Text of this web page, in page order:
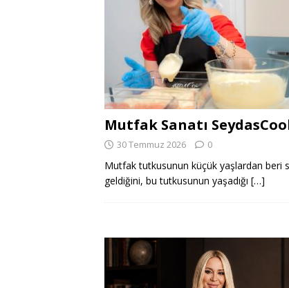
Mutfak Sanatı
30 Temmuz 2026 0
Mutfak tutkusunun küçük yaşlardan beri
geldiğini, bu tutkusunun yaşadığı […]